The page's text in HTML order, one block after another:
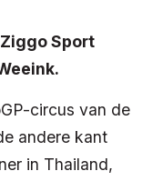
Sport
circus van de
andere kant
in Thailand,